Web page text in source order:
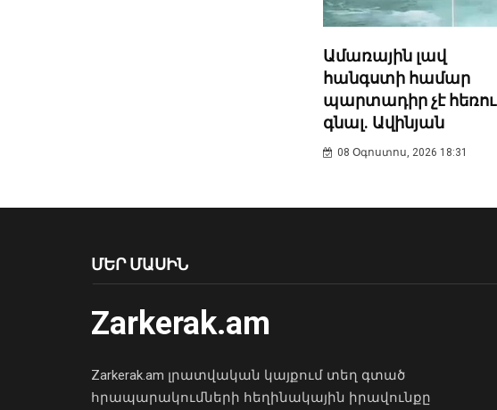
Ամառային լավ
հանգստի համար
պարտադիր չէ հեռու
գնալ. Ավինյան
08 Օգոստոս, 2026 18:31
ՄԵՐ ՄԱՍԻՆ
Zarkerak.am
Zarkerak.am լրատվական կայքում տեղ գտած
հրապարակումների հեղինակային իրավունքը